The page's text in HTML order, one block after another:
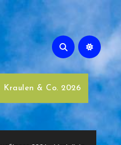
Kraulen & Co. 2026